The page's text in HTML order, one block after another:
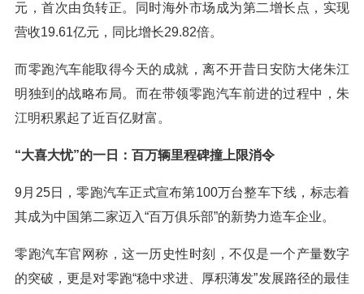
元，首次由负转正。同时海外市场成为第二增长点，实现
营收19.61亿元，同比增长29.82倍。
而零跑汽车能取得今天的成就，离不开昔日安防大佬朱江
明独到的战略布局。而在带领零跑汽车前进的过程中，朱
江明积累起了近百亿财富。
“大喜大忧”的一日：百万辆里程碑撞上限消令
9月25日，零跑汽车正式宣布第100万台整车下线，标志着
其成为中国第二家迈入“百万俱乐部”的新势力造车企业。
零跑汽车官网称，这一历史性时刻，不仅是一个产量数字
的突破，更是对零跑“稳中求进、厚积薄发”发展路径的最佳